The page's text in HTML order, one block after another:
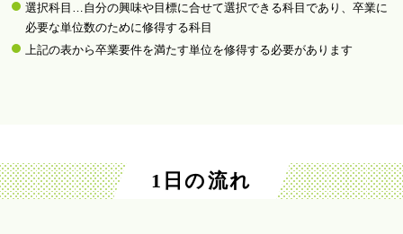
選択科目…自分の興味や目標に合せて選択できる科目であり、卒業に
必要な単位数のために修得する科目
上記の表から卒業要件を満たす単位を修得する必要があります
1日の流れ